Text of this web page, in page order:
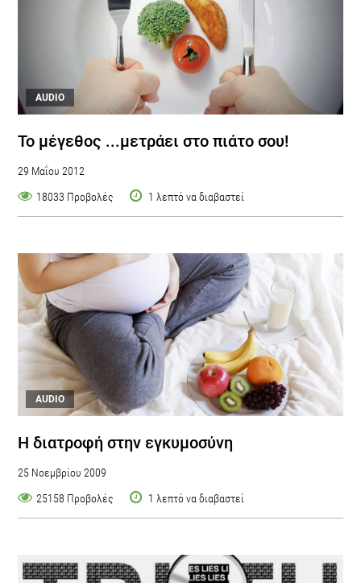
AUDIO
Το μέγεθος ...μετράει στο πιάτο σου!
29 Μαΐου 2012
18033 Προβολές
1 λεπτό να διαβαστεί
AUDIO
Η διατροφή στην εγκυμοσύνη
25 Νοεμβρίου 2009
25158 Προβολές
1 λεπτό να διαβαστεί